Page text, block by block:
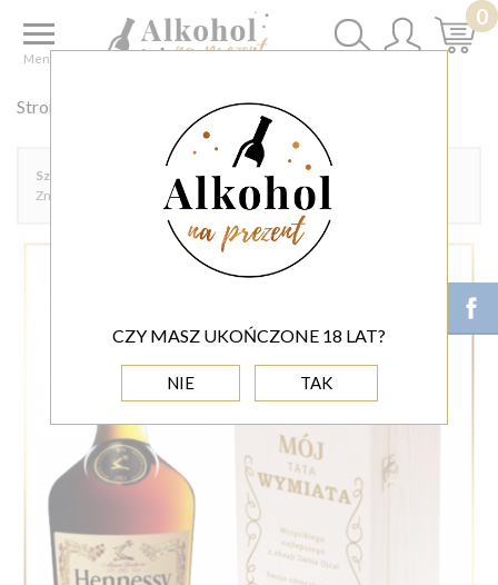
CZY MASZ UKOŃCZONE 18 LAT?
NIE TAK
0
Menu
Strona główna hennessy
Szukana fraza:
'hennessy'
Znaleziono produktów: 21